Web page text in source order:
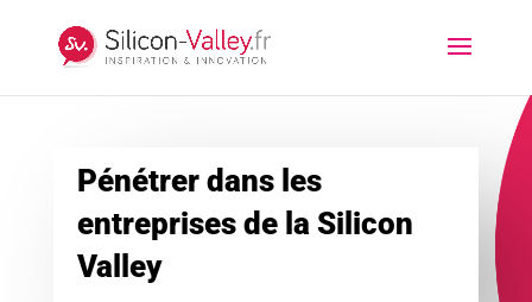
Pénétrer dans les
entreprises de la Silicon
Valley